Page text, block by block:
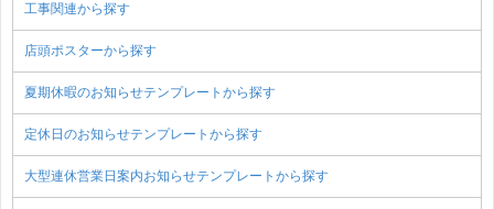
工事関連から探す
店頭ポスターから探す
夏期休暇のお知らせテンプレートから探す
定休日のお知らせテンプレートから探す
大型連休営業日案内お知らせテンプレートから探す